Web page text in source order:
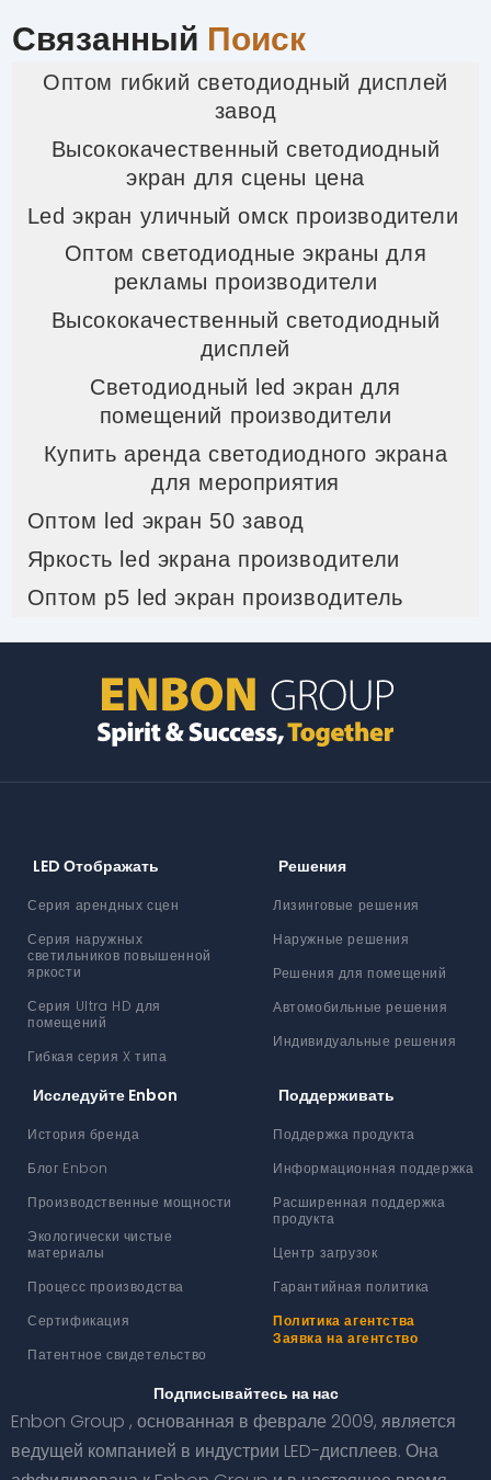
Связанный Поиск
Оптом гибкий светодиодный дисплей
завод
Высококачественный светодиодный
экран для сцены цена
Led экран уличный омск производители
Оптом светодиодные экраны для
рекламы производители
Высококачественный светодиодный
дисплей
Светодиодный led экран для
помещений производители
Купить аренда светодиодного экрана
для мероприятия
Оптом led экран 50 завод
Яркость led экрана производители
Оптом p5 led экран производитель
LED Отображать
Серия арендных сцен
Серия наружных
светильников повышенной
яркости
Серия Ultra HD для
помещений
Гибкая серия X типа
Решения
Лизинговые решения
Наружные решения
Решения для помещений
Автомобильные решения
Индивидуальные решения
Исследуйте Enbon
История бренда
Блог Enbon
Производственные мощности
Экологически чистые
материалы
Процесс производства
Сертификация
Патентное свидетельство
Поддерживать
Поддержка продукта
Информационная поддержка
Расширенная поддержка
продукта
Центр загрузок
Гарантийная политика
Политика агентства
Заявка на агентство
Подписывайтесь на нас
Enbon Group , основанная в феврале 2009, является
ведущей компанией в индустрии LED-дисплеев. Она